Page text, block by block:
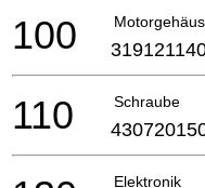
100
Schraube
110
Elektronik